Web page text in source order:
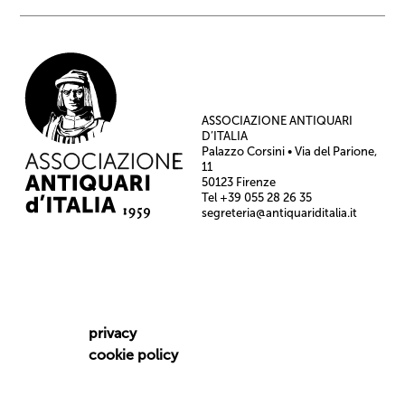
ASSOCIAZIONE ANTIQUARI
D’ITALIA
Palazzo Corsini • Via del Parione,
11
50123 Firenze
Tel +39 055 28 26 35
segreteria@antiquariditalia.it
privacy
cookie policy